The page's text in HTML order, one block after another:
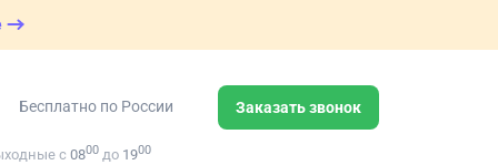
Бесплатно по России Заказать звонок
с 0800 до 1900